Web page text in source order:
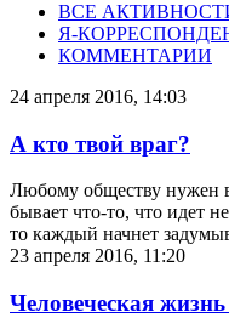
ВСЕ
Я-
КОММЕНТАРИИ
24 апреля 2016, 14:03
А кто твой враг?
Любому обществу нужен
бывает что-то, что идет
то каждый начнет
23 апреля 2016, 11:20
Человеческая